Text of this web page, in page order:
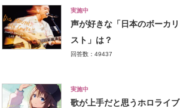
実施中
声が好きな「日本のボーカリ
スト」は？
回答数：49437
実施中
歌が上手だと思うホロライブ